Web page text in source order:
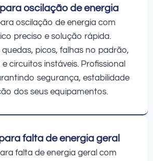
oscilação de energia
oscilação de energia com
preciso e solução rápida.
quedas, picos, falhas no padrão,
circuitos instáveis. Profissional
segurança, estabilidade
dos seus equipamentos.
falta de energia geral
falta de energia geral com